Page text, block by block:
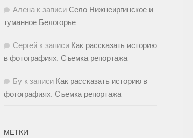
Алена к записи Село Нижнеиргинское и
туманное Белогорье
Сергей к записи Как рассказать историю
в фотографиях. Съемка репортажа
Бу к записи Как рассказать историю в
фотографиях. Съемка репортажа
МЕТКИ